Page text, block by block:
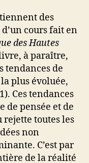
des
cours fait en
des Hautes
à paraître,
tendances de
plus évoluée,
Ces tendances
de pensée et de
toutes les
non
C’est par
de la réalité